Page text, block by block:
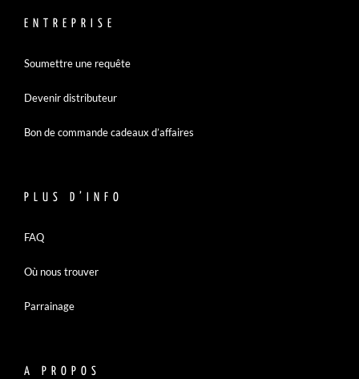
ENTREPRISE
Soumettre une requête
Devenir distributeur
Bon de commande cadeaux d’affaires
PLUS D’INFO
FAQ
Où nous trouver
Parrainage
A PROPOS